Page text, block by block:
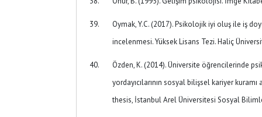
Oymak, Y.C. (2017). Psikolojik iyi oluş ile iş
incelenmesi. Yüksek Lisans Tezi. Haliç
Özden, K. (2014). Üniversite öğrencilerinde
yordayıcılarının sosyal bilişsel kariyer
thesis, İstanbul Arel Üniversitesi Sosyal